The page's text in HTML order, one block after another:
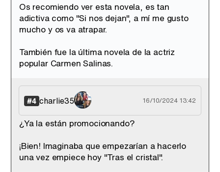
Os recomiendo ver esta novela, es tan
adictiva como "Si nos dejan", a mí me gusto
mucho y os va atrapar.
También fue la última novela de la actriz
popular Carmen Salinas.
#4 charlie35 16/10/2024 13:42
¿Ya la están promocionando?
¡Bien! Imaginaba que empezarían a hacerlo
una vez empiece hoy "Tras el cristal".